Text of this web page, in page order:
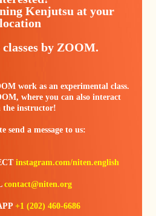
Kenjutsu at your
location
by ZOOM.
work as an experimental class.
where you can also interact
the instructor!
send a message to us:
instagram.com/niten.english
contact@niten.org
+1 (202) 460-6686